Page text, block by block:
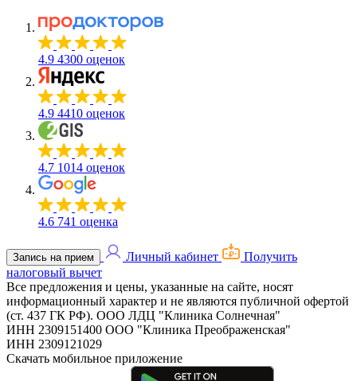
4.9 4300 оценок
4.9 4410 оценок
4.7 1014 оценок
4.6 741 оценка
Запись на прием Личный кабинет
Получить
налоговый вычет
Все предложения и цены, указанные на сайте, носят
информационный характер и не являются публичной офертой
(ст. 437 ГК РФ). ООО ЛДЦ "Клиника Солнечная"
ИНН 2309151400 ООО "Клиника Преображенская"
ИНН 2309121029
Скачать мобильное приложение